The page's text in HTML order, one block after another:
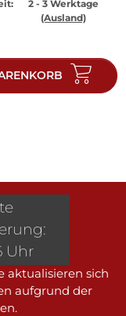
2 - 3 Werktage
(Ausland)
aktualisieren sich
aufgrund der
Uhr